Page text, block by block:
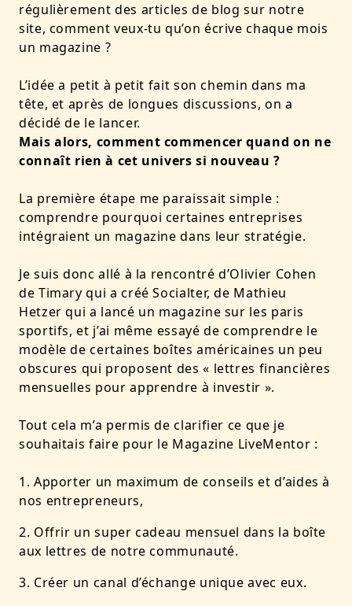
régulièrement des articles de blog sur notre
site, comment veux-tu qu’on écrive chaque mois
un magazine ?
L’idée a petit à petit fait son chemin dans ma
tête, et après de longues discussions, on a
décidé de le lancer.
Mais alors, comment commencer quand on ne
connaît rien à cet univers si nouveau ?
La première étape me paraissait simple :
comprendre pourquoi certaines entreprises
intégraient un magazine dans leur stratégie.
Je suis donc allé à la rencontré d’Olivier Cohen
de Timary qui a créé Socialter, de Mathieu
Hetzer qui a lancé un magazine sur les paris
sportifs, et j’ai même essayé de comprendre le
modèle de certaines boîtes américaines un peu
obscures qui proposent des « lettres financières
mensuelles pour apprendre à investir ».
Tout cela m’a permis de clarifier ce que je
souhaitais faire pour le Magazine LiveMentor :
Apporter un maximum de conseils et d’aides à
nos entrepreneurs,
Offrir un super cadeau mensuel dans la boîte
aux lettres de notre communauté.
Créer un canal d’échange unique avec eux.